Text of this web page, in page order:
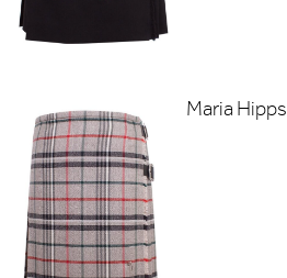
Maria Hipps